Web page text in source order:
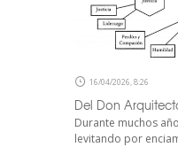
16/04/2026, 8:26
Del Don
Durante muchos
levitando por